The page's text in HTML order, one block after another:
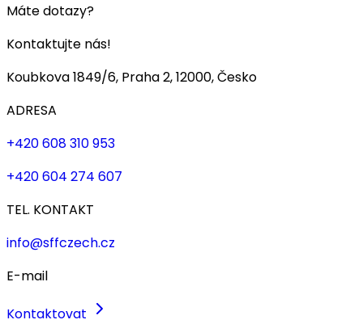
Máte dotazy?
Kontaktujte nás!
Koubkova 1849/6, Praha 2, 12000, Česko
ADRESA
+420 608 310 953
+420 604 274 607
TEL. KONTAKT
info@sffczech.cz
E-mail
Kontaktovat